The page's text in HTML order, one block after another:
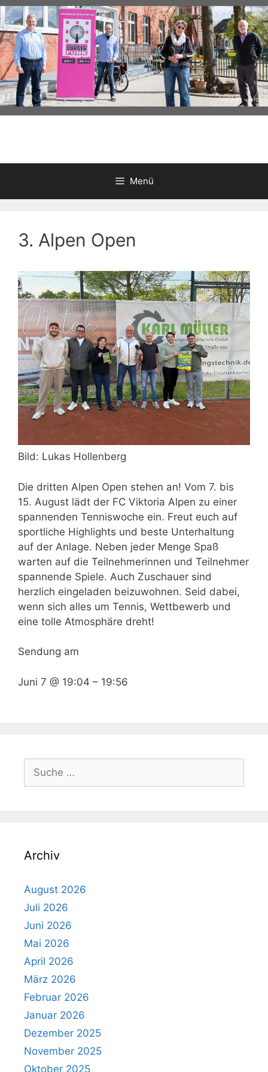
Zum
Inhalt
springen
Menü
3. Alpen Open
Bild: Lukas Hollenberg
Die dritten Alpen Open stehen an! Vom 7. bis
15. August lädt der FC Viktoria Alpen zu einer
spannenden Tenniswoche ein. Freut euch auf
sportliche Highlights und beste Unterhaltung
auf der Anlage. Neben jeder Menge Spaß
warten auf die Teilnehmerinnen und Teilnehmer
spannende Spiele. Auch Zuschauer sind
herzlich eingeladen beizuwohnen. Seid dabei,
wenn sich alles um Tennis, Wettbewerb und
eine tolle Atmosphäre dreht!
Sendung am
Juni 7 @ 19:04 – 19:56
Suche
nach:
Archiv
August 2026
Juli 2026
Juni 2026
Mai 2026
April 2026
März 2026
Februar 2026
Januar 2026
Dezember 2025
November 2025
Oktober 2025